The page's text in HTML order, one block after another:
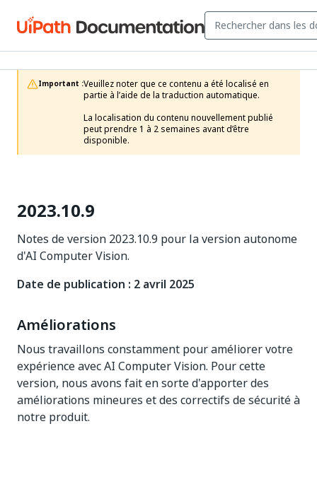
Important :Veuillez noter que ce contenu a été localisé en
partie à l’aide de la traduction automatique.
La localisation du contenu nouvellement publié
peut prendre 1 à 2 semaines avant d’être
disponible.
2023.10.9
Notes de version 2023.10.9 pour la version autonome
d'AI Computer Vision.
Date de publication : 2 avril 2025
Améliorations
Nous travaillons constamment pour améliorer votre
expérience avec AI Computer Vision. Pour cette
version, nous avons fait en sorte d'apporter des
améliorations mineures et des correctifs de sécurité à
notre produit.